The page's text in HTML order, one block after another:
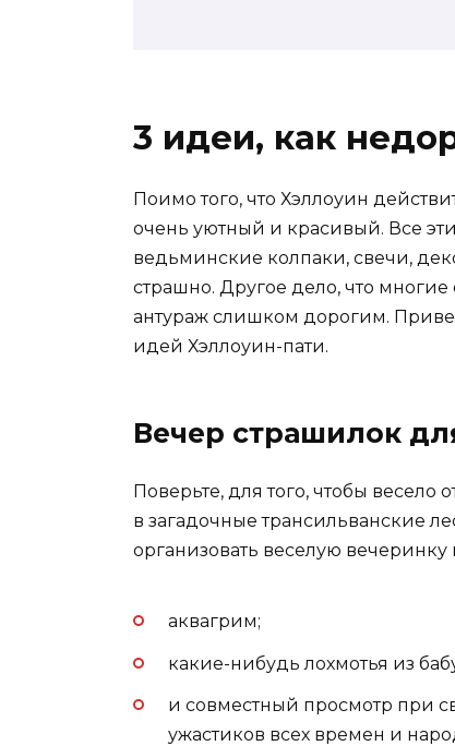
3 идеи, как
Поимо того, что Хэллоуин
очень уютный и красивый. Все
ведьминские колпаки, свечи,
страшно. Другое дело, что
антураж слишком дорогим.
идей Хэллоуин-пати.
Вечер страшилок
Поверьте, для того, чтобы весело
в загадочные трансильванские
организовать веселую вечеринку
аквагрим;
какие-нибудь лохмотья из
и совместный просмотр при
ужастиков всех времен и